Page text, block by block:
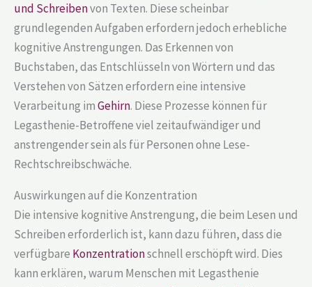
und Schreibenvon Texten. Diese scheinbar
grundlegenden Aufgaben erfordern jedoch erhebliche
kognitive Anstrengungen. Das Erkennen von
Buchstaben, das Entschlüsseln von Wörtern und das
Verstehen von Sätzen erfordern eine intensive
Verarbeitung imGehirn. Diese Prozesse können für
Legasthenie-Betroffene viel zeitaufwändiger und
anstrengender sein als für Personen ohne Lese-
Rechtschreibschwäche.
Auswirkungen auf die Konzentration
Die intensive kognitive Anstrengung, die beim Lesen und
Schreiben erforderlich ist, kann dazu führen, dass die
verfügbare Konzentrationschnell erschöpft wird. Dies
kann erklären, warum Menschen mit Legasthenie